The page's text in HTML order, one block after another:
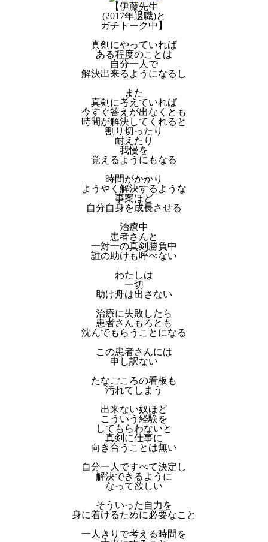
【伊藤先生
(2017年退職)と
ガチトーク中】
真剣にやっていれば
ある程度のことは
自分一人で
解決出来るようになるし
また
真剣に考えていれば
今すぐ答えが出なくとも
時間が解決してくれると
割り切ったり
耐えたり
我慢を
覚えるようにもなる
時間がかかり
ようやく解決するような
事案ほど
自分自身を成長させる
治療中
患者さんと
一対一の真剣勝負中
誰の助けも呼べない
わたしは
一切
助け舟は出さない
治療に失敗したら
患者さんもろとも
沈んでもらうことになる
この患者さんには
申し訳ない
たなごころの看板も
汚れてしまう
出来ない奴ほど
こういう経験を
してもらわないと
真剣に仕事に
向き合うことは無い
自分一人ですべて決定し
解決できるように
なって欲しい
そういった自力を
身に着けるために必要なこと
一人きりで考える時間を